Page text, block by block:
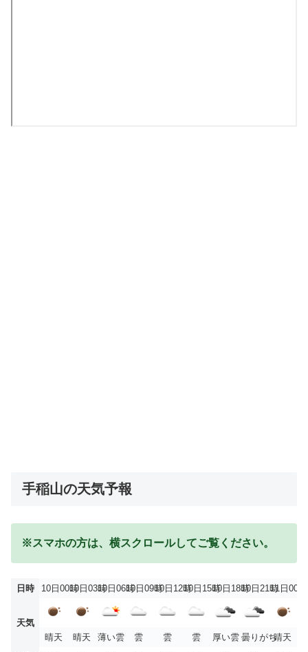
手稲山の天気予報
※スマホの方は、横スクロールしてご覧ください。
日時 10日00時10日03時10日06時10日09時10日12時10日15時10日18時10日21時11日00時
天気
晴天
晴天 薄い雲 雲 雲 雲 厚い雲 曇りがち晴天